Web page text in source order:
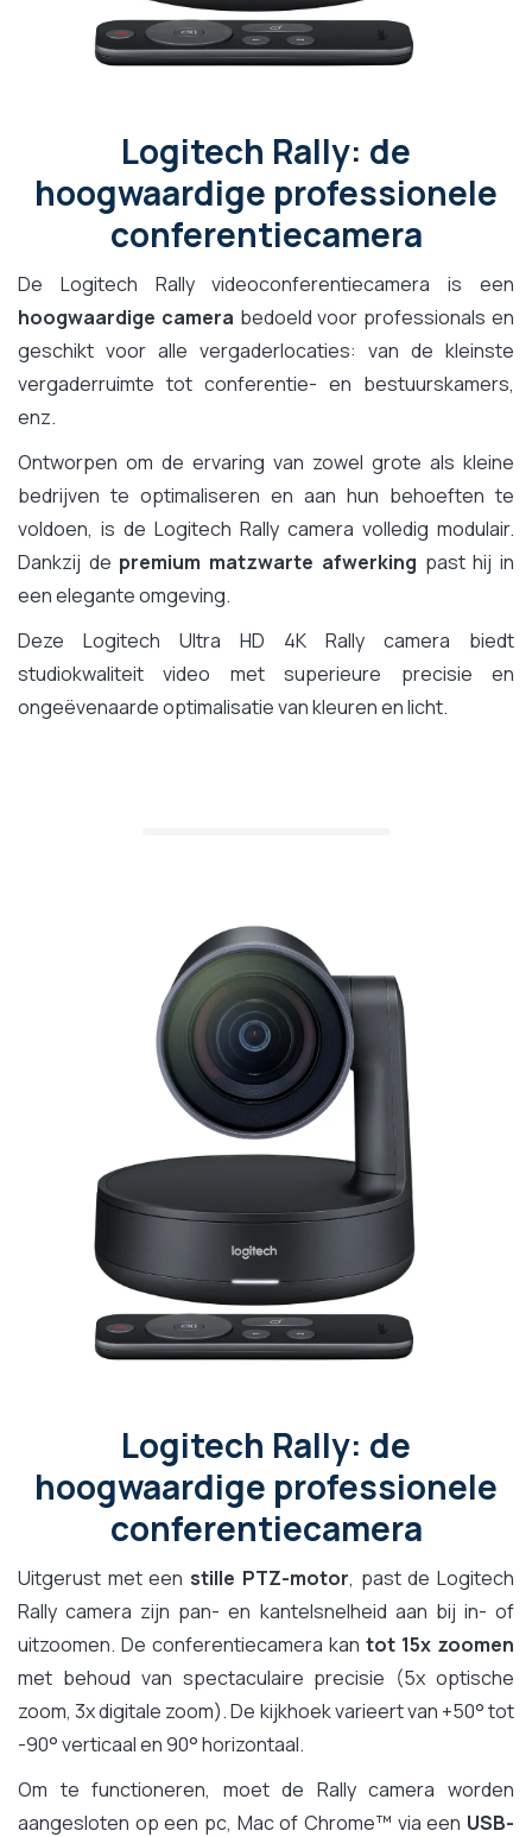
Logitech Rally: de
hoogwaardige professionele
conferentiecamera
De Logitech Rally videoconferentiecamera is een
hoogwaardige camera bedoeld voor professionals en
geschikt voor alle vergaderlocaties: van de kleinste
vergaderruimte tot conferentie- en bestuurskamers,
enz.
Ontworpen om de ervaring van zowel grote als kleine
bedrijven te optimaliseren en aan hun behoeften te
voldoen, is de Logitech Rally camera volledig modulair.
Dankzij de premium matzwarte afwerking past hij in
een elegante omgeving.
Deze Logitech Ultra HD 4K Rally camera biedt
studiokwaliteit video met superieure precisie en
ongeëvenaarde optimalisatie van kleuren en licht.
Logitech Rally: de
hoogwaardige professionele
conferentiecamera
Uitgerust met eenstille PTZ-motor, past de Logitech
Rally camera zijn pan- en kantelsnelheid aan bij in- of
uitzoomen. De conferentiecamera kan tot 15x zoomen
met behoud van spectaculaire precisie (5x optische
zoom, 3x digitale zoom). De kijkhoek varieert van +50° tot
-90° verticaal en 90° horizontaal.
Om te functioneren, moet de Rally camera worden
aangesloten op een pc, Mac of Chrome™ via een USB-